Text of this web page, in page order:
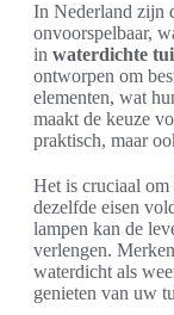
In Nederland zijn
onvoorspelbaar,
in waterdichte
ontworpen om
elementen, wat
maakt de keuze
praktisch, maar
Het is cruciaal om
dezelfde eisen
lampen kan de
verlengen.
waterdicht als
genieten van uw